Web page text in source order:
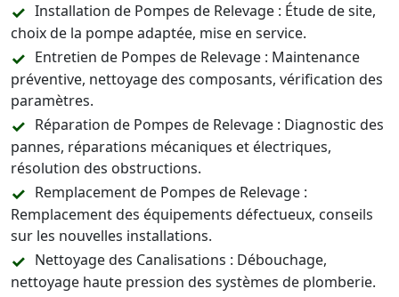
Installation de Pompes de Relevage : Étude de site,
choix de la pompe adaptée, mise en service.
Entretien de Pompes de Relevage : Maintenance
préventive, nettoyage des composants, vérification des
paramètres.
Réparation de Pompes de Relevage : Diagnostic des
pannes, réparations mécaniques et électriques,
résolution des obstructions.
Remplacement de Pompes de Relevage :
Remplacement des équipements défectueux, conseils
sur les nouvelles installations.
Nettoyage des Canalisations : Débouchage,
nettoyage haute pression des systèmes de plomberie.